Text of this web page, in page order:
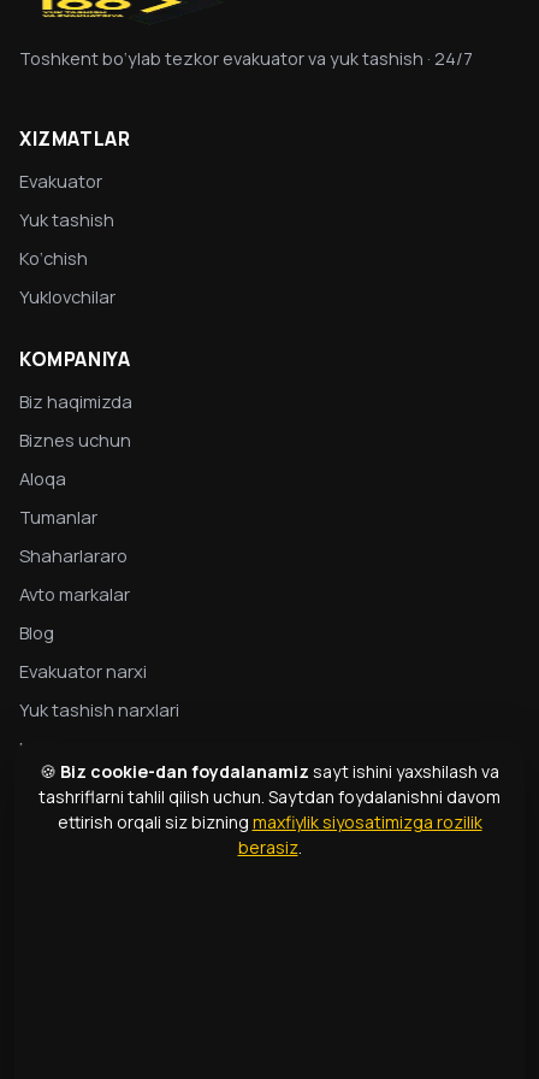
Toshkent bo‘ylab tezkor evakuator va yuk tashish · 24/7
XIZMATLAR
Evakuator
Yuk tashish
Ko‘chish
Yuklovchilar
KOMPANIYA
Biz haqimizda
Biznes uchun
Aloqa
Tumanlar
Shaharlararo
Avto markalar
Blog
Evakuator narxi
Yuk tashish narxlari
Maxfiylik
Evakuator bo‘yicha to‘liq qo‘llanma
Evakuator turlari
🍪 Biz cookie-dan foydalanamiz sayt ishini yaxshilash va
tashriflarni tahlil qilish uchun. Saytdan foydalanishni davom
ettirish orqali siz bizning maxfiylik siyosatimizga rozilik
berasiz.